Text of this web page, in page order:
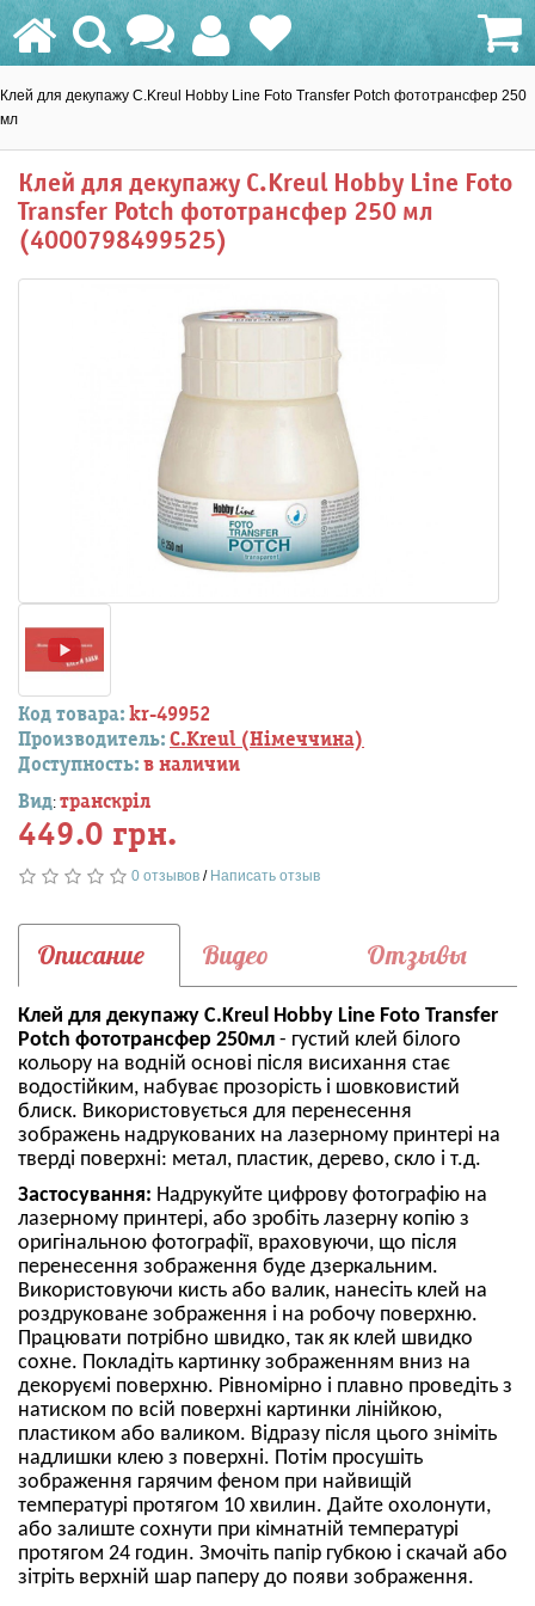
0.0 грн.
Клей для декупажу C.Kreul Hobby Line Foto Transfer Potch фототрансфер 250
мл
Клей для декупажу C.Kreul Hobby Line Foto
Transfer Potch фототрансфер 250 мл
(4000798499525)
Код товара: kr-49952
Производитель: C.Kreul (Німеччина)
Доступность: в наличии
Вид: транскріл
449.0 грн.
0 отзывов / Написать отзыв
Описание Видео Отзывы
Клей для декупажу C.Kreul Hobby Line Foto Transfer
Potch фототрансфер 250мл - густий клей білого
кольору на водній основі після висихання стає
водостійким, набуває прозорість і шовковистий
блиск. Використовується для перенесення
зображень надрукованих на лазерному принтері на
тверді поверхні: метал, пластик, дерево, скло і т.д.
Застосування: Надрукуйте цифрову фотографію на
лазерному принтері, або зробіть лазерну копію з
оригінальною фотографії, враховуючи, що після
перенесення зображення буде дзеркальним.
Використовуючи кисть або валик, нанесіть клей на
роздруковане зображення і на робочу поверхню.
Працювати потрібно швидко, так як клей швидко
сохне. Покладіть картинку зображенням вниз на
декоруємі поверхню. Рівномірно і плавно проведіть з
натиском по всій поверхні картинки лінійкою,
пластиком або валиком. Відразу після цього зніміть
надлишки клею з поверхні. Потім просушіть
зображення гарячим феном при найвищій
температурі протягом 10 хвилин. Дайте охолонути,
або залиште сохнути при кімнатній температурі
протягом 24 годин. Змочіть папір губкою і скачай або
зітріть верхній шар паперу до появи зображення.